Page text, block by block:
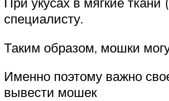
специалисту.
Таким образом, мошки
Именно поэтому важно
вывести мошек